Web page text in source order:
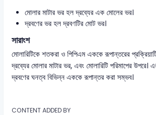
মোলার মাটার ভর হল দ্রব্যের এক মোলের ভর।
দ্রবণের ভর হল দ্রবণটির মোট ভর।
সারাংশ
মোলারিটিকে শতকরা ও পিপিএম এককে রূপান্তরের
দ্রব্যের মোলার মাটার ভর, এবং মোলারিটি পরিমাপের
দ্রবণের ঘনত্ব বিভিন্ন এককে রূপান্তর করা সম্ভব।
CONTENT ADDED BY